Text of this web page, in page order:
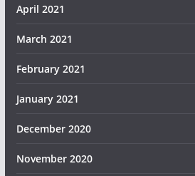
April 2021
March 2021
February 2021
January 2021
December 2020
November 2020